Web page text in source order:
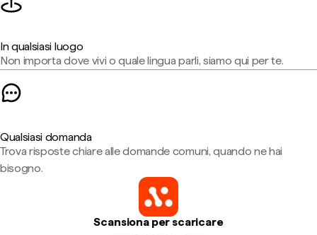
In qualsiasi luogo
Non importa dove vivi o quale lingua parli, siamo qui per te.
Qualsiasi domanda
Trova risposte chiare alle domande comuni, quando ne hai
bisogno.
Scansiona per scaricare